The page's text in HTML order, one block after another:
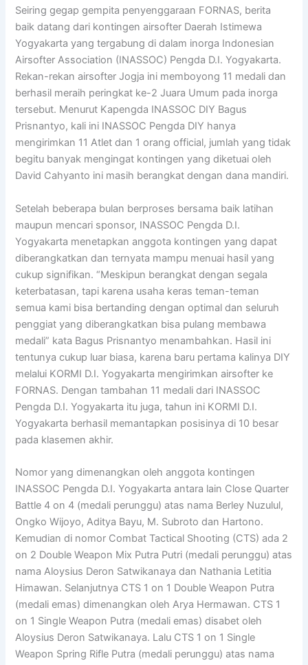
Seiring gegap gempita penyenggaraan FORNAS, berita
baik datang dari kontingen airsofter Daerah Istimewa
Yogyakarta yang tergabung di dalam inorga Indonesian
Airsofter Association (INASSOC) Pengda D.I. Yogyakarta.
Rekan-rekan airsofter Jogja ini memboyong 11 medali dan
berhasil meraih peringkat ke-2 Juara Umum pada inorga
tersebut. Menurut Kapengda INASSOC DIY Bagus
Prisnantyo, kali ini INASSOC Pengda DIY hanya
mengirimkan 11 Atlet dan 1 orang official, jumlah yang tidak
begitu banyak mengingat kontingen yang diketuai oleh
David Cahyanto ini masih berangkat dengan dana mandiri.
Setelah beberapa bulan berproses bersama baik latihan
maupun mencari sponsor, INASSOC Pengda D.I.
Yogyakarta menetapkan anggota kontingen yang dapat
diberangkatkan dan ternyata mampu menuai hasil yang
cukup signifikan. “Meskipun berangkat dengan segala
keterbatasan, tapi karena usaha keras teman-teman
semua kami bisa bertanding dengan optimal dan seluruh
penggiat yang diberangkatkan bisa pulang membawa
medali” kata Bagus Prisnantyo menambahkan. Hasil ini
tentunya cukup luar biasa, karena baru pertama kalinya DIY
melalui KORMI D.I. Yogyakarta mengirimkan airsofter ke
FORNAS. Dengan tambahan 11 medali dari INASSOC
Pengda D.I. Yogyakarta itu juga, tahun ini KORMI D.I.
Yogyakarta berhasil memantapkan posisinya di 10 besar
pada klasemen akhir.
Nomor yang dimenangkan oleh anggota kontingen
INASSOC Pengda D.I. Yogyakarta antara lain Close Quarter
Battle 4 on 4 (medali perunggu) atas nama Berley Nuzulul,
Ongko Wijoyo, Aditya Bayu, M. Subroto dan Hartono.
Kemudian di nomor Combat Tactical Shooting (CTS) ada 2
on 2 Double Weapon Mix Putra Putri (medali perunggu) atas
nama Aloysius Deron Satwikanaya dan Nathania Letitia
Himawan. Selanjutnya CTS 1 on 1 Double Weapon Putra
(medali emas) dimenangkan oleh Arya Hermawan. CTS 1
on 1 Single Weapon Putra (medali emas) disabet oleh
Aloysius Deron Satwikanaya. Lalu CTS 1 on 1 Single
Weapon Spring Rifle Putra (medali perunggu) atas nama